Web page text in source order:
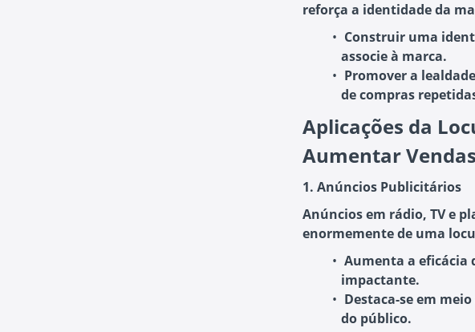
reforça a identidade da
Construir uma
associe à marca.
Promover a
de compras
Aplicações da
Aumentar Vendas
1. Anúncios Publicitários
Anúncios em rádio, TV e
enormemente de uma
Aumenta a eficácia
impactante.
Destaca-se em
do público.